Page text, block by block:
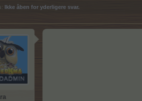
Ikke åben for yderligere svar.